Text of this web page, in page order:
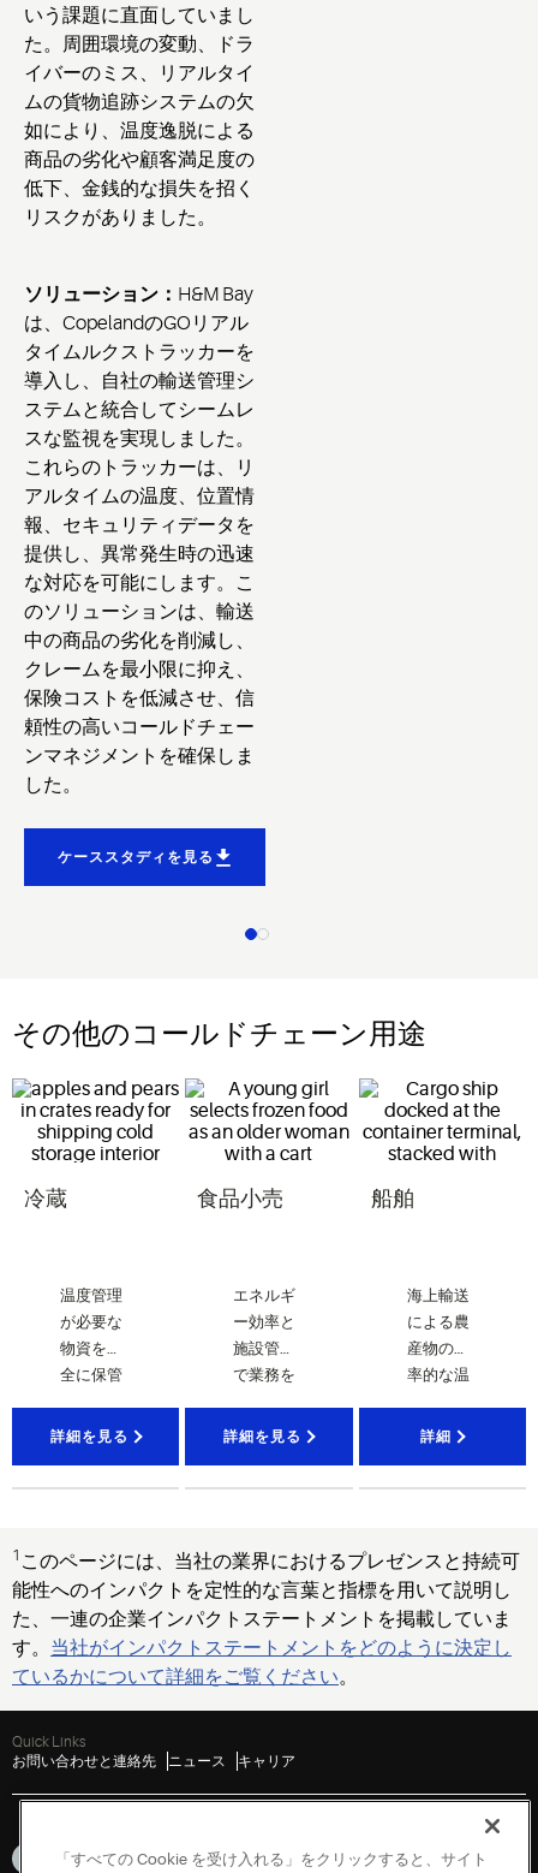
いう課題に直面していまし
た。周囲環境の変動、ドラ
イバーのミス、リアルタイ
ムの貨物追跡システムの欠
如により、温度逸脱による
商品の劣化や顧客満足度の
低下、金銭的な損失を招く
リスクがありました。
ソリューション： H&M Bay
は、CopelandのGOリアル
タイムルクストラッカーを
導入し、自社の輸送管理シ
ステムと統合してシームレ
スな監視を実現しました。
これらのトラッカーは、リ
アルタイムの温度、位置情
報、セキュリティデータを
提供し、異常発生時の迅速
な対応を可能にします。こ
のソリューションは、輸送
中の商品の劣化を削減し、
クレームを最小限に抑え、
保険コストを低減させ、信
頼性の高いコールドチェー
ンマネジメントを確保しま
した。
ケーススタディを見る
その他のコールドチェーン用途
冷蔵
温度管理
が必要な
物資を安
全に保管
の冷凍冷
ェーンマ
ネジメン
トソリュ
ーション
詳細を見る
食品小売
エネルギ
ー効率と
施設管理
で業務を
冷凍冷蔵
詳細を見る
船舶
海上輸送
による農
産物の効
率的な温
ための 高
システム
詳細
1 このページには、当社の業界におけるプレゼンスと持続可
能性へのインパクトを定性的な言葉と指標を用いて説明し
た、一連の企業インパクトステートメントを掲載していま
す。 当社がインパクトステートメントをどのように決定し
ているかについて詳細をご覧ください。
Quick Links
お問い合わせと連絡先
ニュース キャリア
「すべての Cookie を受け入れる」をクリックすると、サイト